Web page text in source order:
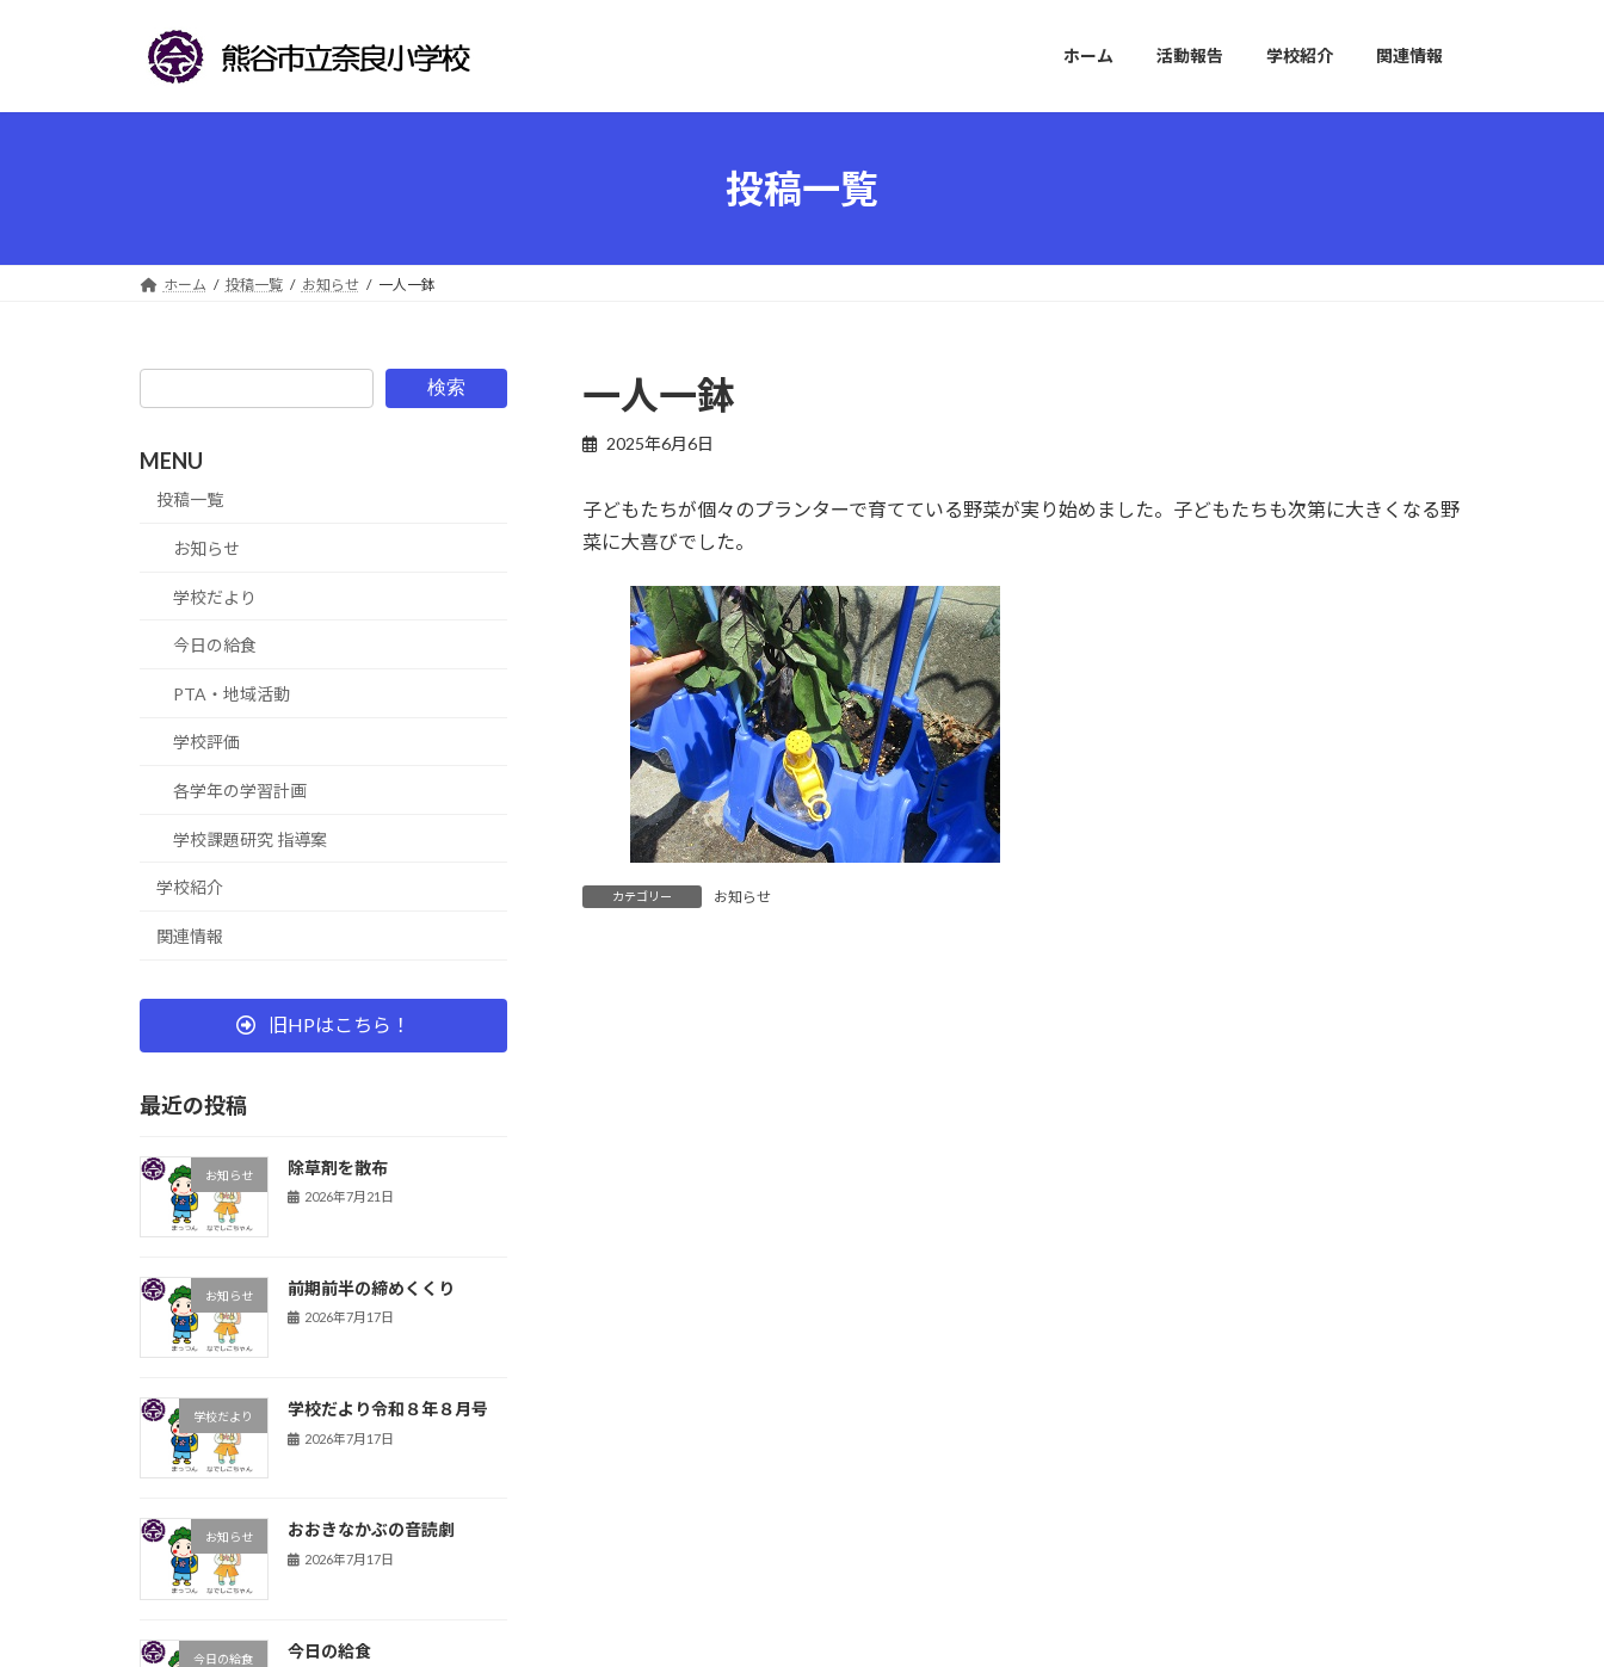
プ
動
ホーム 活動報告 学校紹介 関連情報
投稿一覧
ホーム 投稿一覧 お知らせ 一人一鉢
一人一鉢
2025年6月6日
子どもたちが個々のプランターで育てている野菜が実り始めました。子どもたちも次第に大きくなる野
菜に大喜びでした。
カテゴリー お知らせ
検索
MENU
投稿一覧
お知らせ
学校だより
今日の給食
PTA・地域活動
学校評価
各学年の学習計画
学校課題研究 指導案
学校紹介
関連情報
旧HPはこちら！
最近の投稿
お知らせ 除草剤を散布
2026年7月21日
お知らせ 前期前半の締めくくり
2026年7月17日
学校だより 学校だより令和８年８月号
2026年7月17日
お知らせ おおきなかぶの音読劇
2026年7月17日
今日の給食 今日の給食